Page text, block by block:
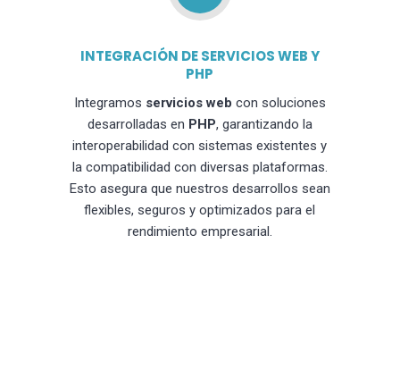
INTEGRACIÓN DE SERVICIOS WEB Y
PHP
Integramos servicios web con soluciones
desarrolladas en PHP, garantizando la
interoperabilidad con sistemas existentes y
la compatibilidad con diversas plataformas.
Esto asegura que nuestros desarrollos sean
flexibles, seguros y optimizados para el
rendimiento empresarial.